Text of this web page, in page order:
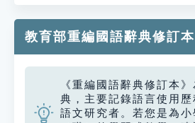
教育部重編國語辭典修訂本
《重編國語辭典修訂本
典，主要記錄語言使用
語文研究者。若您是為小